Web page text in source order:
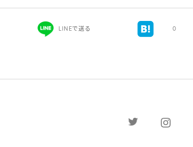
LINEで送る 0